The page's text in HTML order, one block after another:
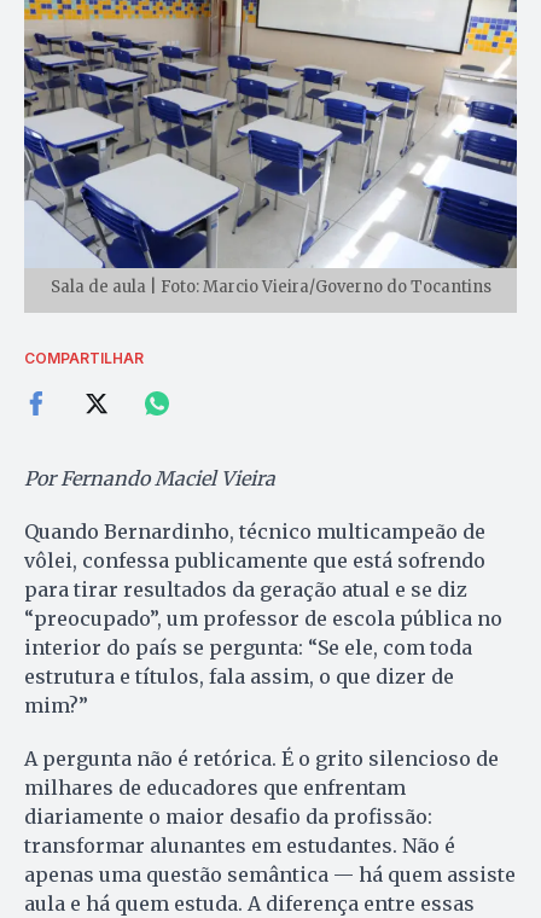
Sala de aula | Foto: Marcio Vieira/Governo do Tocantins
COMPARTILHAR
Por Fernando Maciel Vieira
Quando Bernardinho, técnico multicampeão de
vôlei, confessa publicamente que está sofrendo
para tirar resultados da geração atual e se diz
“preocupado”, um professor de escola pública no
interior do país se pergunta: “Se ele, com toda
estrutura e títulos, fala assim, o que dizer de
mim?”
A pergunta não é retórica. É o grito silencioso de
milhares de educadores que enfrentam
diariamente o maior desafio da profissão:
transformar alunantes em estudantes. Não é
apenas uma questão semântica — há quem assiste
aula e há quem estuda. A diferença entre essas